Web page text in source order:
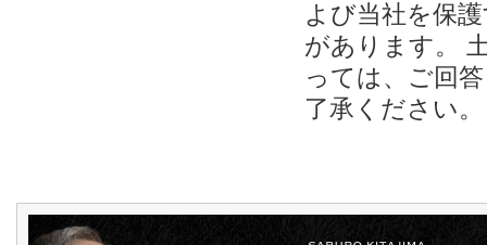
よび当社を保
があります。
っては、ご回
了承ください。